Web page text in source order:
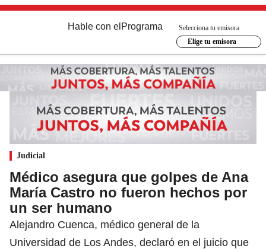
Hable con el Programa
Selecciona tu emisora
Elige tu emisora
Judicial
Médico asegura que golpes de Ana
María Castro no fueron hechos por
un ser humano
Alejandro Cuenca, médico general de la
Universidad de Los Andes, declaró en el juicio que